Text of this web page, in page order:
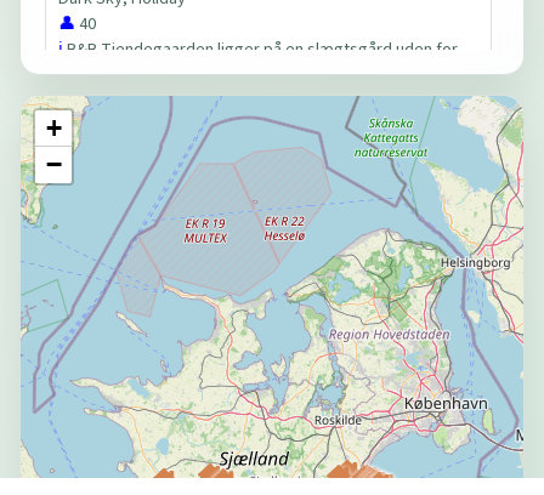
👤40
ℹ️B&B Tiendegaarden ligger på en slægtsgård uden for
Borre, blot 10 km fra Møns Klint.
Spacious Private Apartment for Family Holiday
🌐 Stege, Danmark
Entire Place
Dark Sky, Holiday
👤
ℹ️ Spacious Private Apartment for Family Holiday ligger i
Stege, 20 km fra GeoCenter Møns Klint. Her er udsigt til
en have.
Langø Feriecenter ”Mellem Himmel Og Hav”
Langø, DK
Entire Place
Holiday, Business
👤10
+
−